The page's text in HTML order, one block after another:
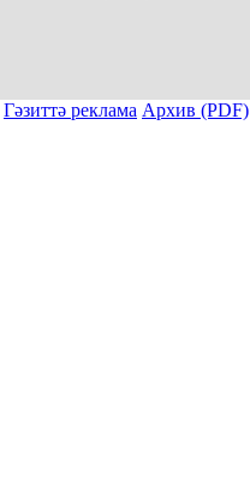
Гәзиттә реклама Архив (PDF)